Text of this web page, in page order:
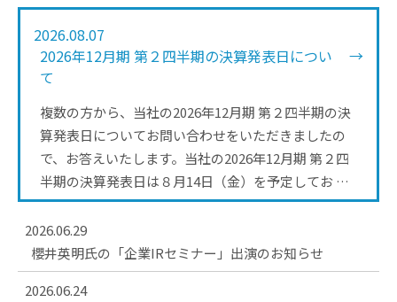
2026.08.07
2026年12月期 第２四半期の決算発表日につい
て
複数の方から、当社の2026年12月期 第２四半期の決
算発表日についてお問い合わせをいただきましたの
で、お答えいたします。当社の2026年12月期 第２四
半期の決算発表日は８月14日（金）を予定してお …
2026.06.29
櫻井英明氏の「企業IRセミナー」出演のお知らせ
2026.06.24